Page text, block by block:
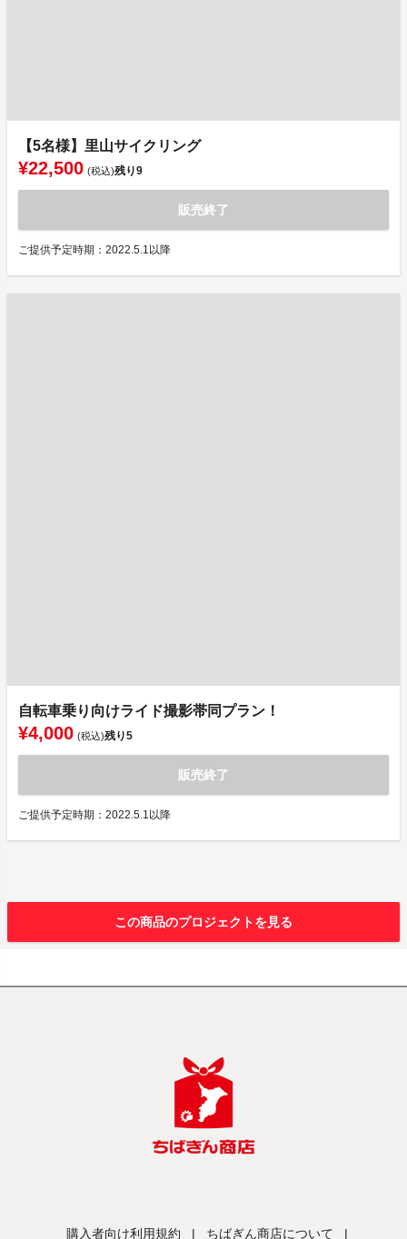
【5名様】里山サイクリング
¥22,500 (税込)残り9
販売終了
ご提供予定時期：2022.5.1以降
自転車乗り向けライド撮影帯同プラン！
¥4,000 (税込)残り5
販売終了
ご提供予定時期：2022.5.1以降
この商品のプロジェクトを見る
購入者向け利用規約 | ちばぎん商店について |